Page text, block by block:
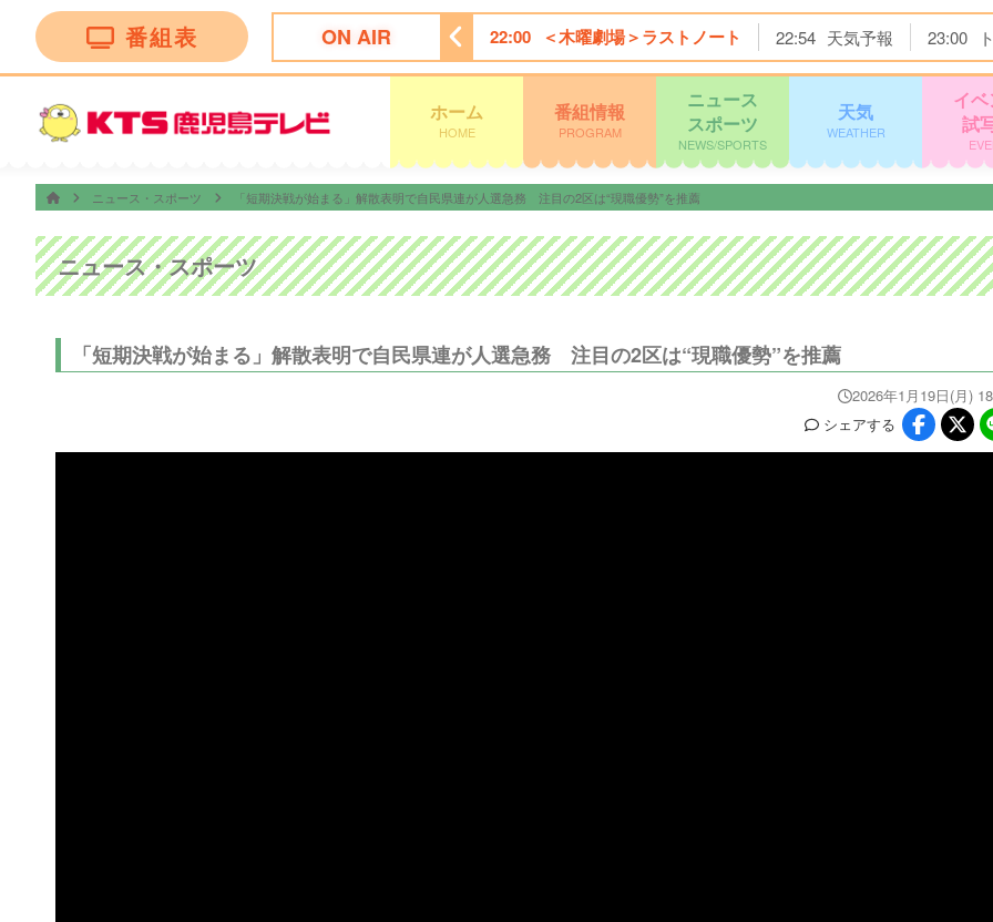
番組表 ON AIR
21:00 ナゾトレＭＡＸＸＸ 21:54 ＫＴＳニュース 22:00 ＜木曜劇場＞ラストノート 22:54 天気予報 23:00
ホーム
HOME
番組情報
PROGRAM
ニュース
スポーツ
NEWS/SPORTS
天気
WEATHER
イ
試
ニュース・スポーツ 「短期決戦が始まる」解散表明で自民県連が人選急務 注目の2区は“現職優勢”を推薦
ニュース・スポーツ
「短期決戦が始まる」解散表明で自民県連が人選急務 注目の2区は“現職優勢”を推薦
2026年1月19日(月)
シェアする